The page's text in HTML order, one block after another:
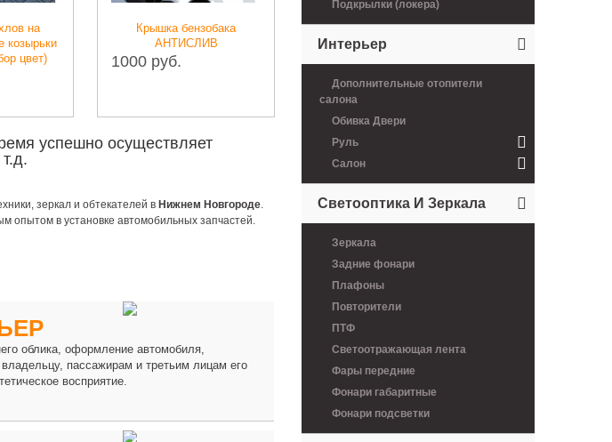
Крышка бензобака
1000 руб.
Защита приборной панели
Газель н.о цвет
1800 руб.
успешно осуществляет
т.д.
зеркал и обтекателей в Нижнем Новгороде.
опытом в установке автомобильных запчастей.
облика, оформление автомобиля,
пассажирам и третьим лицам его
восприятие.
Подкрылки (локера)
Интерьер
Дополнительные отопители
салона
Обивка Двери
Руль
Салон
Светооптика И Зеркала
Зеркала
Задние фонари
Плафоны
Повторители
ПТФ
Светоотражающая лента
Фары передние
Фонари габаритные
Фонари подсветки